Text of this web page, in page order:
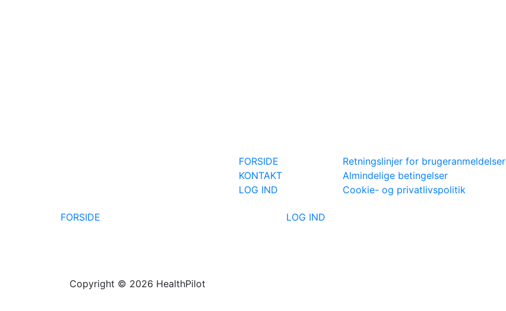
FORSIDE
KONTAKT
LOG IND
Retningslinjer for brugeranmeldelser
Almindelige betingelser
Cookie- og privatlivspolitik
FORSIDE
LOG IND
Copyright © 2026 HealthPilot